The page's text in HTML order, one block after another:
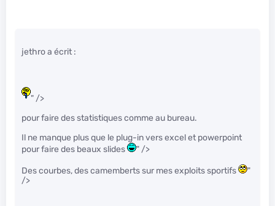
jethro a écrit :
" />
pour faire des statistiques comme au bureau.
Il ne manque plus que le plug-in vers excel et powerpoint
pour faire des beaux slides
" />
Des courbes, des camemberts sur mes exploits sportifs
"
/>